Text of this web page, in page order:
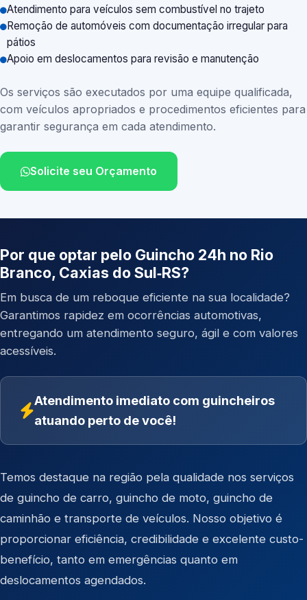
Atendimento para veículos sem combustível no trajeto
Remoção de automóveis com documentação irregular para
pátios
Apoio em deslocamentos para revisão e manutenção
Os serviços são executados por uma equipe qualificada,
com veículos apropriados e procedimentos eficientes para
garantir segurança em cada atendimento.
Solicite seu Orçamento
Por que optar pelo Guincho 24h no Rio
Branco, Caxias do Sul‑RS?
Em busca de um reboque eficiente na sua localidade?
Garantimos rapidez em ocorrências automotivas,
entregando um atendimento seguro, ágil e com valores
acessíveis.
Atendimento imediato com guincheiros
atuando perto de você!
Temos destaque na região pela qualidade nos serviços
de guincho de carro, guincho de moto, guincho de
caminhão e transporte de veículos. Nosso objetivo é
proporcionar eficiência, credibilidade e excelente custo-
benefício, tanto em emergências quanto em
deslocamentos agendados.